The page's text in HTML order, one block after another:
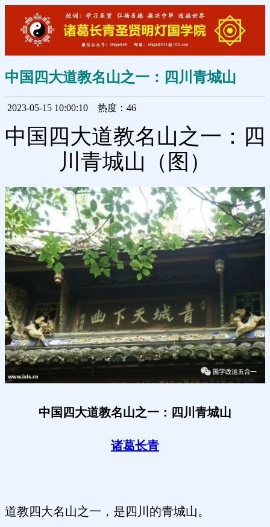
中国四大道教名山之一：四川青城山
2023-05-15 10:00:10 热度：46
中国四大道教名山之一：四
川青城山（图）
中国四大道教名山之一：四川青城山
诸葛长青
道教四大名山之一，是四川的青城山。